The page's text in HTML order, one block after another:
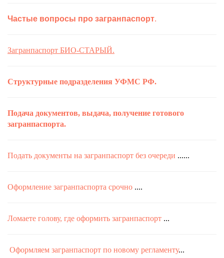
Частые вопросы про загранпаспорт.
Загранпаспорт БИО-СТАРЫЙ.
Структурные подразделения УФМС РФ.
Подача документов, выдача, получение готового
загранпаспорта.
Подать документы на загранпаспорт без очереди ......
Оформление загранпаспорта срочно ....
Ломаете голову, где оформить загранпаспорт ...
Оформляем загранпаспорт по новому регламенту...